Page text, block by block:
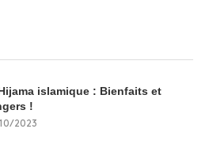
islamique : Bienfaits et
!
2023